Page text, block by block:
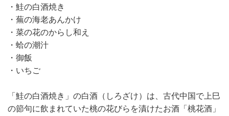
・鮭の白酒焼き
・蕪の海老あんかけ
・菜の花のからし和え
・蛤の潮汁
・御飯
・いちご
「鮭の白酒焼き」の白酒（しろざけ）は、古代中国で上巳
の節句に飲まれていた桃の花びらを漬けたお酒「桃花酒」